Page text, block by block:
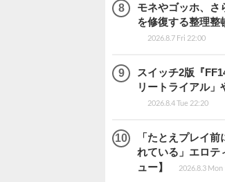
モネやゴッホ、さ
を修復する整理整
2026.8.7 Fri 22:00
スイッチ2版『
リートライアル」
2026.8.4 Tue 22:20
「たとえプレイ
れている」エロテ
ュー】
2026.8.3 Mon